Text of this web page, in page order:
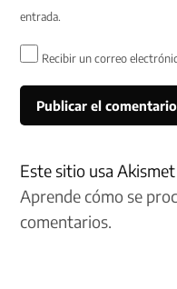
entrada.
Recibir un correo
Este sitio usa
Aprende cómo se
comentarios.